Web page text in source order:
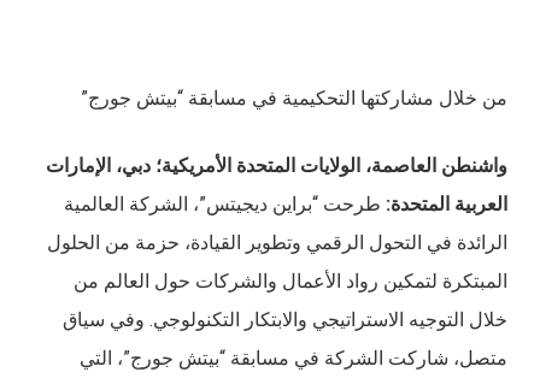
من خلال مشاركتها التحكيمية في مسابقة “بيتش جورج”
واشنطن العاصمة، الولايات المتحدة الأمريكية؛ دبي، الإمارات
العربية المتحدة: طرحت “براين ديجيتس”، الشركة العالمية
الرائدة في التحول الرقمي وتطوير القيادة، حزمة من الحلول
المبتكرة لتمكين رواد الأعمال والشركات حول العالم من
خلال التوجيه الاستراتيجي والابتكار التكنولوجي. وفي سياق
متصل، شاركت الشركة في مسابقة “بيتش جورج”، التي